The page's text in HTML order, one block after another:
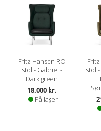
Fritz Hansen RO
stol - Gabriel -
Dark green
18.000 kr.
På lager
stol